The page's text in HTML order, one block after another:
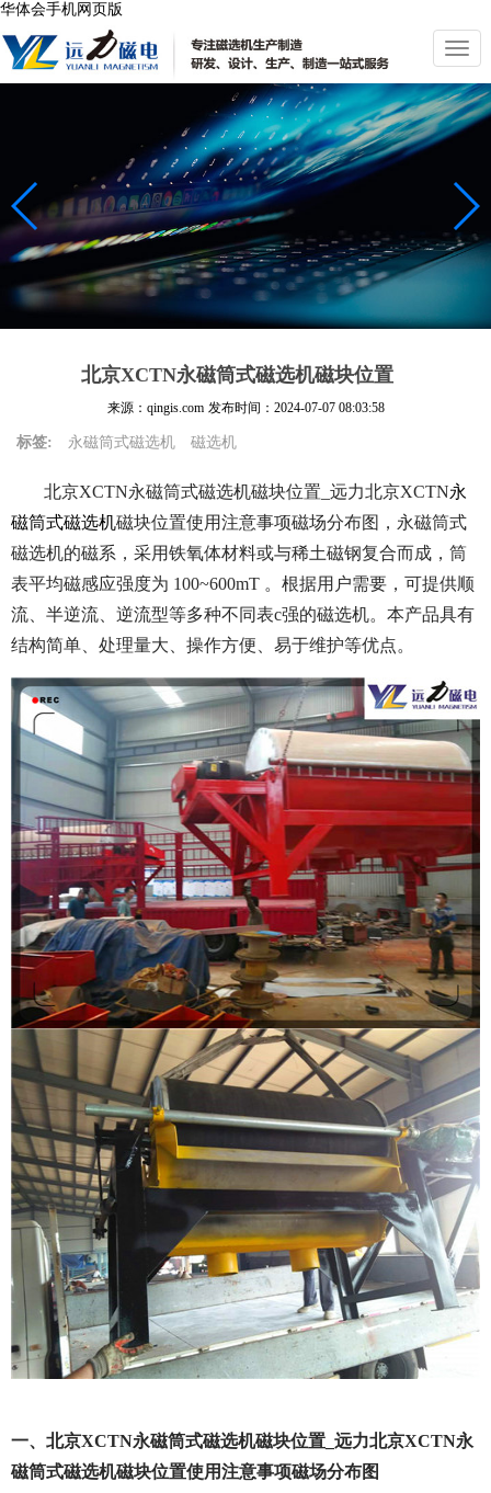
华体会手机网页版
切
换
导
航
北京XCTN永磁筒式磁选机磁块位置
来源：qingis.com 发布时间： 2024-07-07 08:03:58
标签: 永磁筒式磁选机 磁选机
北京XCTN永磁筒式磁选机磁块位置_远力北京XCTN永
磁筒式磁选机磁块位置使用注意事项磁场分布图，永磁筒式
磁选机的磁系，采用铁氧体材料或与稀土磁钢复合而成，筒
表平均磁感应强度为 100~600mT 。根据用户需要，可提供顺
流、半逆流、逆流型等多种不同表c强的磁选机。本产品具有
结构简单、处理量大、操作方便、易于维护等优点。
一、北京XCTN永磁筒式磁选机磁块位置_远力北京XCTN永
磁筒式磁选机磁块位置使用注意事项磁场分布图